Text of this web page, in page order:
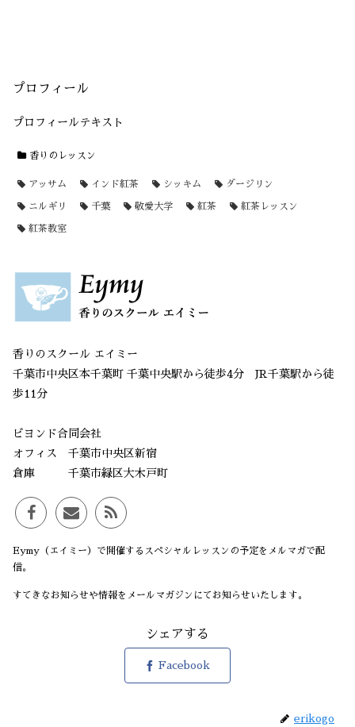
プロフィール
プロフィールテキスト
香りのレッスン
アッサム インド紅茶 シッキム ダージリン
ニルギリ 千葉 敬愛大学 紅茶 紅茶レッスン
紅茶教室
香りのスクール エイミー
千葉市中央区本千葉町 千葉中央駅から徒歩4分 JR千葉駅から徒
歩11分
ビヨンド合同会社
オフィス 千葉市中央区新宿
倉庫 千葉市緑区大木戸町
Eymy（エイミー）で開催するスペシャルレッスンの予定をメルマガで配
信。
すてきなお知らせや情報をメールマガジンにてお知らせいたします。
シェアする
Facebook
erikogo